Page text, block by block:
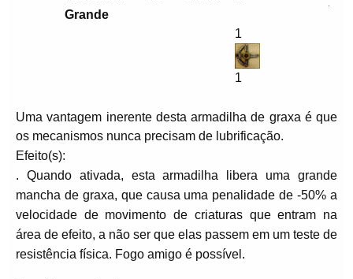
Grande
1
1
Uma vantagem inerente desta armadilha de graxa é que
os mecanismos nunca precisam de lubrificação.
Efeito(s):
. Quando ativada, esta armadilha libera uma grande
mancha de graxa, que causa uma penalidade de -50% a
velocidade de movimento de criaturas que entram na
área de efeito, a não ser que elas passem em um teste de
resistência física. Fogo amigo é possível.